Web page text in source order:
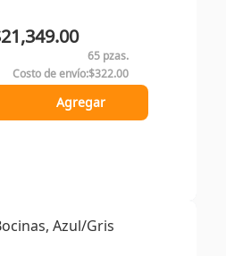
Costo de envío:$322.00
65 pzas.
Agregar
Azul/Gris